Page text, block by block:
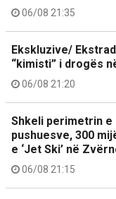
06/08 21:35
Ekskluzive/
“kimisti” i drogës
06/08 21:20
Shkeli perimetrin
pushuesve, 300
e ‘Jet Ski’ në
06/08 21:15